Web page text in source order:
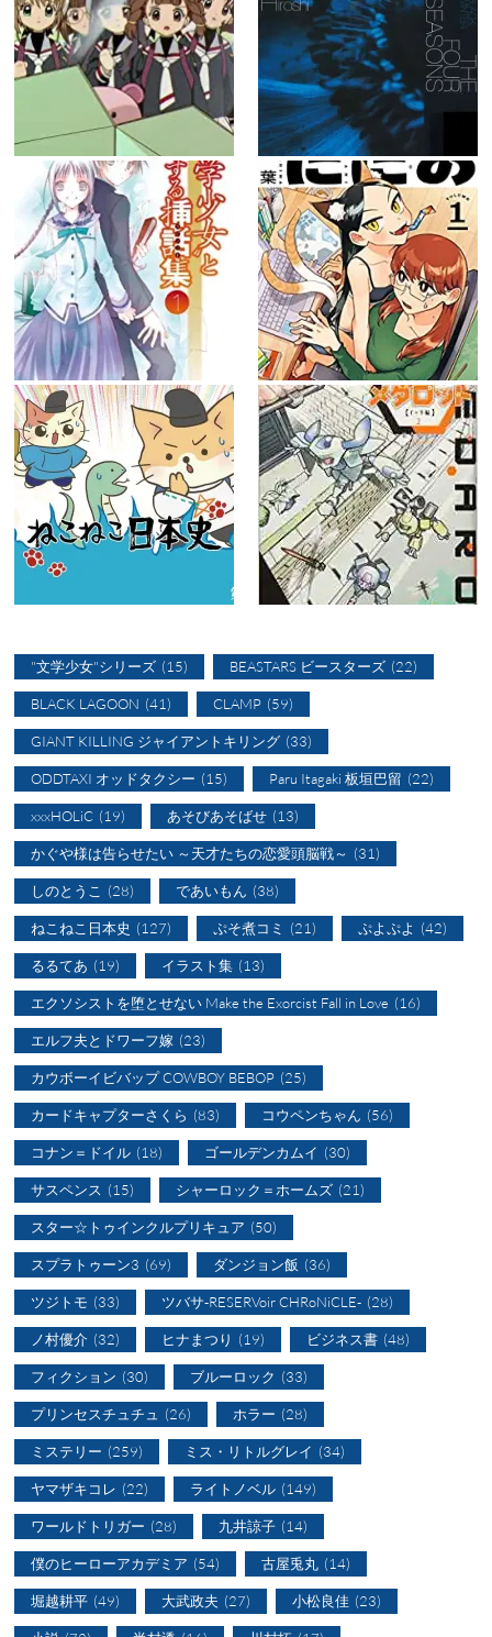
"文学少女"シリーズ (15) BEASTARS ビースターズ (22)
BLACK LAGOON (41) CLAMP (59)
GIANT KILLING ジャイアントキリング (33)
ODDTAXI オッドタクシー (15) Paru Itagaki 板垣巴留 (22)
xxxHOLiC (19) あそびあそばせ (13)
かぐや様は告らせたい ～天才たちの恋愛頭脳戦～ (31)
しのとうこ (28) であいもん (38)
ねこねこ日本史 (127) ぷそ煮コミ (21) ぷよぷよ (42)
るるてあ (19) イラスト集 (13)
エクソシストを堕とせない Make the Exorcist Fall in Love (16)
エルフ夫とドワーフ嫁 (23)
カウボーイビバップ COWBOY BEBOP (25)
カードキャプターさくら (83) コウペンちゃん (56)
コナン＝ドイル (18) ゴールデンカムイ (30)
サスペンス (15) シャーロック＝ホームズ (21)
スター☆トゥインクルプリキュア (50)
スプラトゥーン3 (69) ダンジョン飯 (36)
ツジトモ (33) ツバサ-RESERVoir CHRoNiCLE- (28)
ノ村優介 (32) ヒナまつり (19) ビジネス書 (48)
フィクション (30) ブルーロック (33)
プリンセスチュチュ (26) ホラー (28)
ミステリー (259) ミス・リトルグレイ (34)
ヤマザキコレ (22) ライトノベル (149)
ワールドトリガー (28) 九井諒子 (14)
僕のヒーローアカデミア (54) 古屋兎丸 (14)
堀越耕平 (49) 大武政夫 (27) 小松良佳 (23)